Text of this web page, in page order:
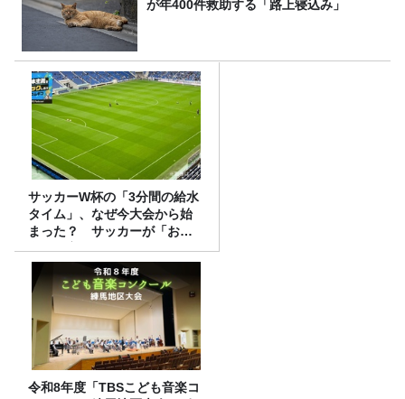
が年400件救助する「路上寝込み」
サッカーW杯の「3分間の給水
タイム」、なぜ今大会から始
まった？ サッカーが「お
金」に変わる仕組み
令和8年度「TBSこども音楽コ